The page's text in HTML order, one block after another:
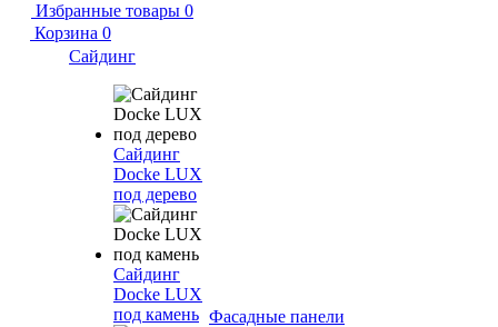
Избранные товары 0
Корзина 0
Сайдинг
Сайдинг
Docke LUX
под дерево
Сайдинг
Docke LUX
под камень Фасадные панели